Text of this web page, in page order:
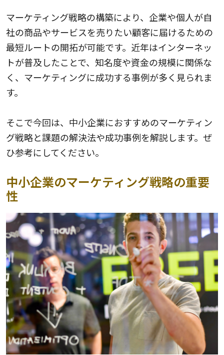
マーケティング戦略の構築により、企業や個人が自
社の商品やサービスを売りたい顧客に届けるための
最短ルートの開拓が可能です。近年はインターネッ
トが普及したことで、知名度や資金の規模に関係な
く、マーケティングに成功する事例が多く見られま
す。
そこで今回は、中小企業におすすめのマーケティン
グ戦略と課題の解決法や成功事例を解説します。ぜ
ひ参考にしてください。
中小企業のマーケティング戦略の重要
性